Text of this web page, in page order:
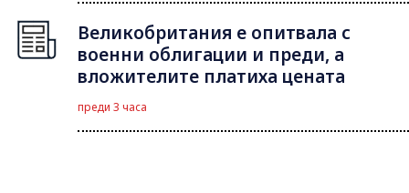
Великобритания е опитвала с
военни облигации и преди, а
вложителите платиха цената
преди 3 часа